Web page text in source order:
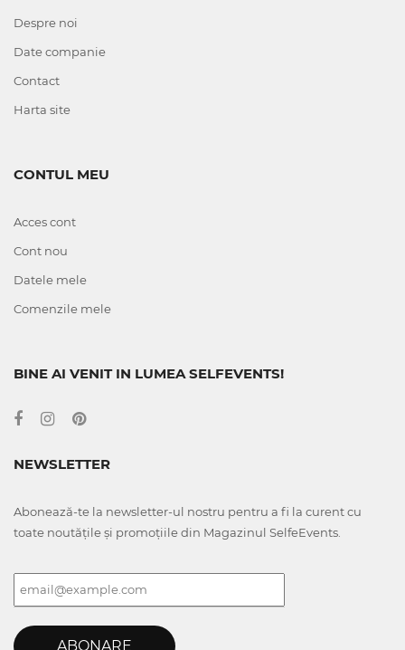
Despre noi
Date companie
Contact
Harta site
CONTUL MEU
Acces cont
Cont nou
Datele mele
Comenzile mele
BINE AI VENIT IN LUMEA SELFEVENTS!
NEWSLETTER
Abonează-te la newsletter-ul nostru pentru a fi la curent cu
toate noutățile și promoțiile din Magazinul SelfeEvents.
ABONARE